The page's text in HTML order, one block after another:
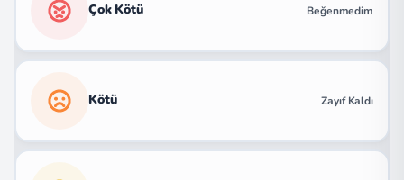
Çok Kötü Beğenmedim
Kötü Zayıf Kaldı